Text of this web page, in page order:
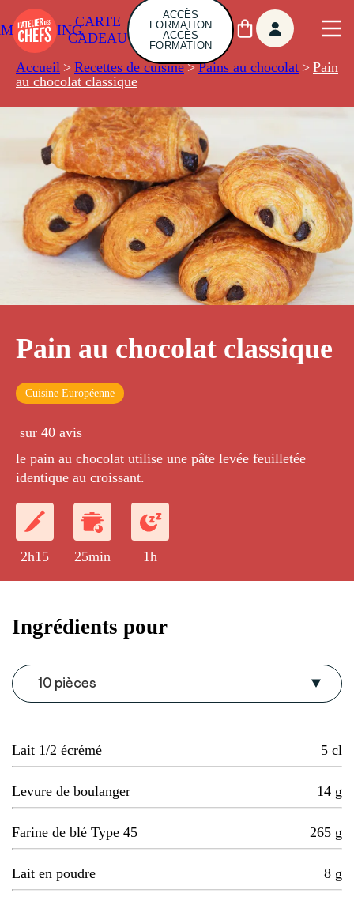
CARTE
CADEAU
ACCÈS
FORMATION
ACCÈS
FORMATION
Accueil > Recettes de cuisine > Pains au chocolat > Pain
au chocolat classique
Pain au chocolat classique
Cuisine Européenne
sur 40 avis
le pain au chocolat utilise une pâte levée feuilletée
identique au croissant.
2h15 25min 1h
Ingrédients pour
10 pièces
Lait 1/2 écrémé 5 cl
Levure de boulanger 14 g
Farine de blé Type 45 265 g
Lait en poudre 8 g